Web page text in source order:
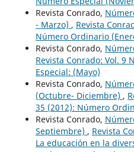
Revista Conrado,
- Marzo) , Revista
Número Ordinario
Revista Conrado,
Revista Conrado: Vol. 9
Especial: (Mayo)
Revista Conrado,
(Octubre- Diciembre) ,
35 (2012): Número
Revista Conrado,
Septiembre) , Revista
La educación en la